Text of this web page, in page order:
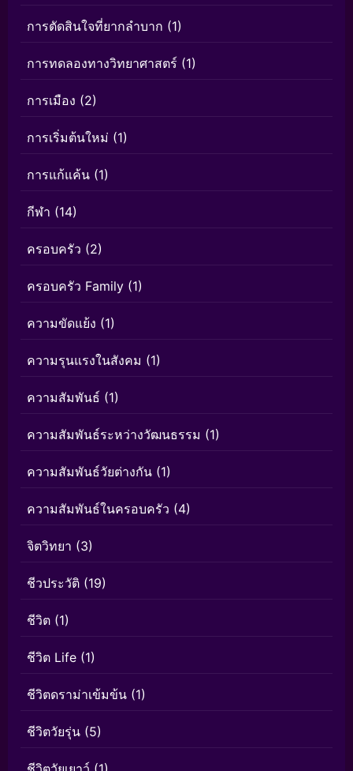
การตัดสินใจที่ยากลำบาก (1)
การทดลองทางวิทยาศาสตร์ (1)
การเมือง (2)
การเริ่มต้นใหม่ (1)
การแก้แค้น (1)
กีฬา (14)
ครอบครัว (2)
ครอบครัว Family (1)
ความขัดแย้ง (1)
ความรุนแรงในสังคม (1)
ความสัมพันธ์ (1)
ความสัมพันธ์ระหว่างวัฒนธรรม (1)
ความสัมพันธ์วัยต่างกัน (1)
ความสัมพันธ์ในครอบครัว (4)
จิตวิทยา (3)
ชีวประวัติ (19)
ชีวิต (1)
ชีวิต Life (1)
ชีวิตดราม่าเข้มข้น (1)
ชีวิตวัยรุ่น (5)